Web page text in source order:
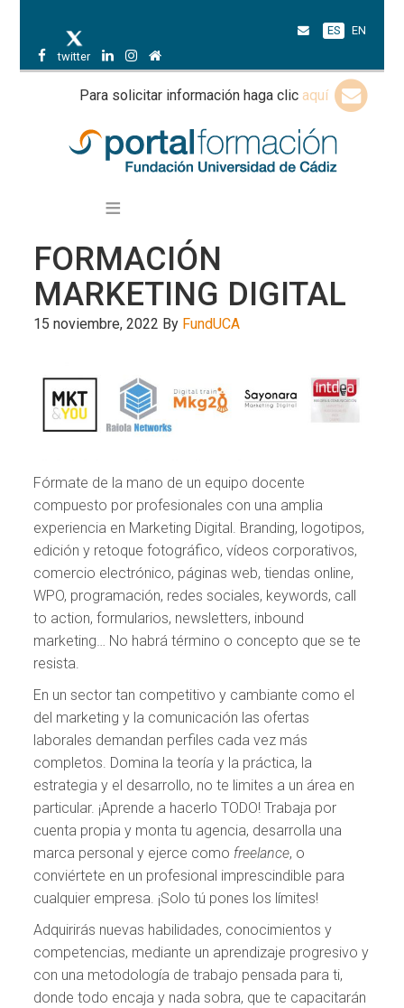
twitter
ES EN
Para solicitar información haga clic aquí
FORMACIÓN
MARKETING DIGITAL
15 noviembre, 2022 By FundUCA
Fórmate de la mano de un equipo docente
compuesto por profesionales con una amplia
experiencia en Marketing Digital. Branding, logotipos,
edición y retoque fotográfico, vídeos corporativos,
comercio electrónico, páginas web, tiendas online,
WPO, programación, redes sociales, keywords, call
to action, formularios, newsletters, inbound
marketing… No habrá término o concepto que se te
resista.
En un sector tan competitivo y cambiante como el
del marketing y la comunicación las ofertas
laborales demandan perfiles cada vez más
completos. Domina la teoría y la práctica, la
estrategia y el desarrollo, no te limites a un área en
particular. ¡Aprende a hacerlo TODO! Trabaja por
cuenta propia y monta tu agencia, desarrolla una
marca personal y ejerce como freelance, o
conviértete en un profesional imprescindible para
cualquier empresa. ¡Solo tú pones los límites!
Adquirirás nuevas habilidades, conocimientos y
competencias, mediante un aprendizaje progresivo y
con una metodología de trabajo pensada para ti,
donde todo encaja y nada sobra, que te capacitarán